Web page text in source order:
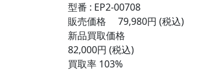
型番 : EP2-00708
販売価格
79,980円 (税込)
新品買取価格
82,000円 (税込)
買取率 103%